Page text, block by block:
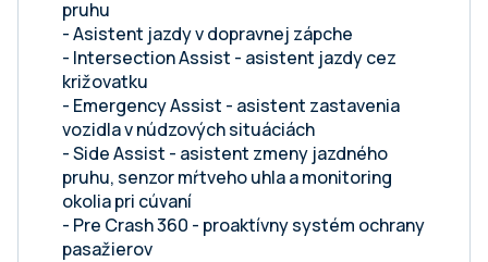
pruhu
- Asistent jazdy v dopravnej zápche
- Intersection Assist - asistent jazdy cez
križovatku
- Emergency Assist - asistent zastavenia
vozidla v núdzových situáciách
- Side Assist - asistent zmeny jazdného
pruhu, senzor mŕtveho uhla a monitoring
okolia pri cúvaní
- Pre Crash 360 - proaktívny systém ochrany
pasažierov